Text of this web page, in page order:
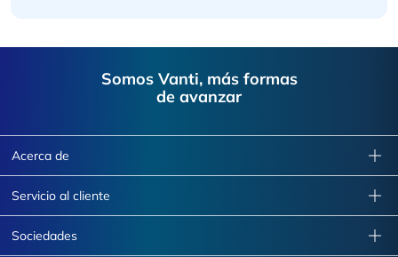
Somos Vanti, más formas
de avanzar
Acerca de
Servicio al cliente
Sociedades